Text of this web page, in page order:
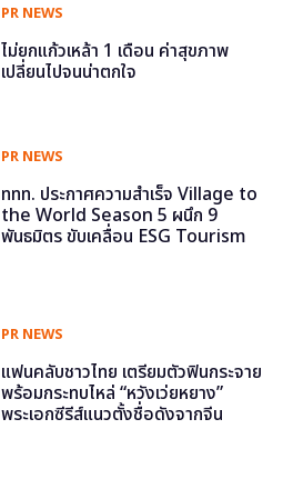
PR NEWS
ไม่ยกแก้วเหล้า 1 เดือน ค่าสุขภาพ
เปลี่ยนไปจนน่าตกใจ
PR NEWS
ททท. ประกาศความสำเร็จ Village to
the World Season 5 ผนึก 9
พันธมิตร ขับเคลื่อน ESG Tourism
PR NEWS
แฟนคลับชาวไทย เตรียมตัวฟินกระจาย
พร้อมกระทบไหล่ “หวังเว่ยหยาง”
พระเอกซีรีส์แนวตั้งชื่อดังจากจีน